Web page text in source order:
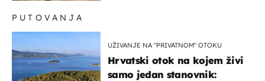
PUTOVANJA
UŽIVANJE NA "PRIVATNOM" OTOKU
Hrvatski otok na kojem živi
samo jedan stanovnik: